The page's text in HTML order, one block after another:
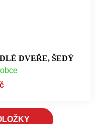
DVEŘE, ŠEDÝ